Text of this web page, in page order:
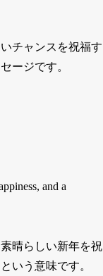
チャンスを祝福す
ージです。
and a
晴らしい新年を祝
いう意味です。